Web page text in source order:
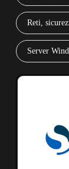
Reti,
Server